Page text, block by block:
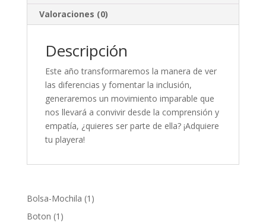
Valoraciones (0)
Descripción
Este año transformaremos la manera de ver
las diferencias y fomentar la inclusión,
generaremos un movimiento imparable que
nos llevará a convivir desde la comprensión y
empatía, ¿quieres ser parte de ella? ¡Adquiere
tu playera!
Bolsa-Mochila 1 1
Boton 1 1